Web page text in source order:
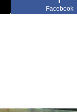
Facebook